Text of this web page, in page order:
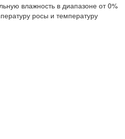
влажность в диапазоне от 0%
росы и температуру